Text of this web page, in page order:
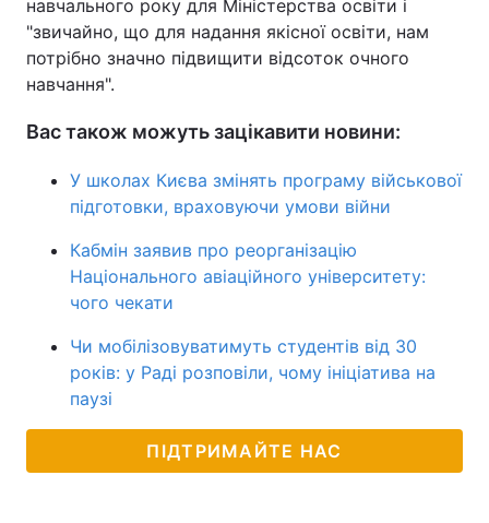
навчального року для Міністерства освіти і
"звичайно, що для надання якісної освіти, нам
потрібно значно підвищити відсоток очного
навчання".
Вас також можуть зацікавити новини:
У школах Києва змінять програму військової
підготовки, враховуючи умови війни
Кабмін заявив про реорганізацію
Національного авіаційного університету:
чого чекати
Чи мобілізовуватимуть студентів від 30
років: у Раді розповіли, чому ініціатива на
паузі
ПІДТРИМАЙТЕ НАС